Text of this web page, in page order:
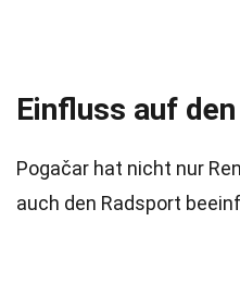
Einfluss auf
Pogačar hat nicht nur
auch den Radsport